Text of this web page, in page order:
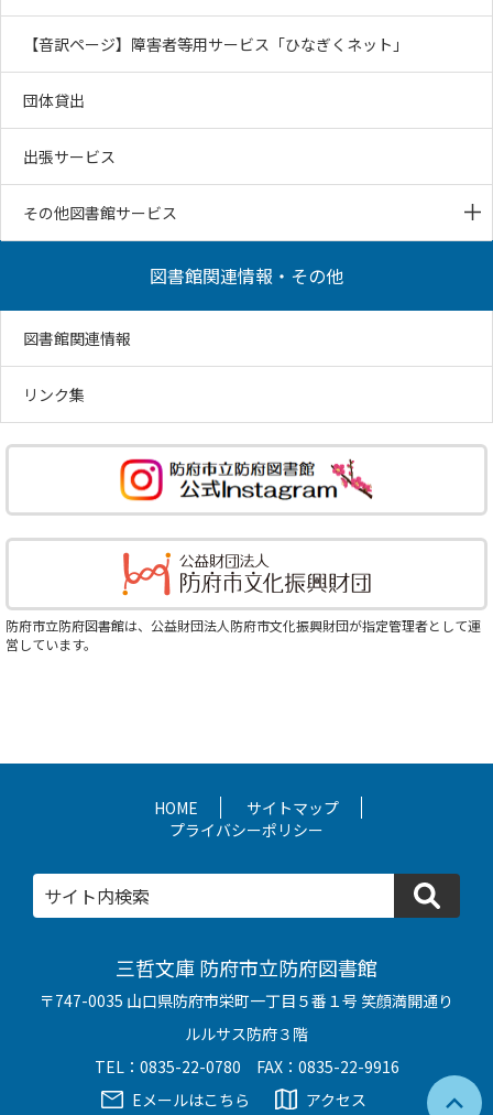
【音訳ページ】障害者等用サービス「ひなぎくネット」
団体貸出
出張サービス
その他図書館サービス
図書館関連情報・その他
図書館関連情報
リンク集
防府市立防府図書館は、公益財団法人防府市文化振興財団が指定管理者として運
営しています。
HOME
サイトマップ
プライバシーポリシー
三哲文庫 防府市立防府図書館
〒747-0035 山口県防府市栄町一丁目５番１号 笑顔満開通り
ルルサス防府３階
TEL：0835-22-0780 FAX：0835-22-9916
Eメールはこちら
アクセス